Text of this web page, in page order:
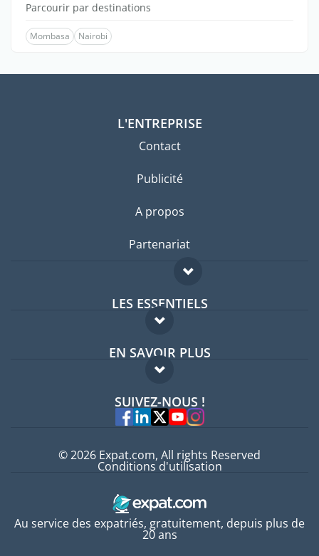
Parcourir par destinations
Mombasa Nairobi
L'ENTREPRISE
Contact
Publicité
A propos
Partenariat
LES ESSENTIELS
Forum expatriés
Guides pays
EN SAVOIR PLUS
FAQ
Experts
SUIVEZ-NOUS !
Au service des expatriés, gratuitement, depuis plus de
20 ans
© 2026 Expat.com, All rights Reserved
Conditions d'utilisation